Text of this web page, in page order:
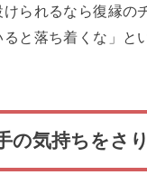
られるなら復縁
と落ち着くな」
の気持ちをさ